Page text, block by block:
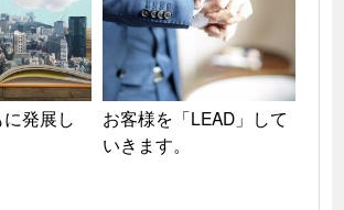
発展し
お客様を「LEAD」して
いきます。